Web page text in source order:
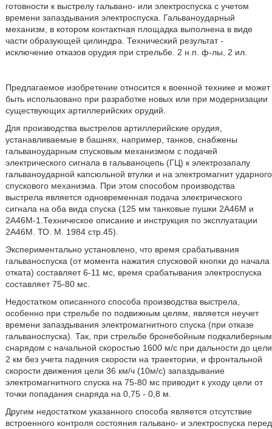
готовности к выстрелу гальвано- или электроспуска с учетом
времени запаздывания электроспуска. Гальваноударный
механизм, в котором контактная площадка выполнена в виде
части образующей цилиндра. Технический результат -
исключение отказов орудия при стрельбе. 2 н.п. ф-лы, 2 ил.
Предлагаемое изобретение относится к военной технике и может
быть использовано при разработке новых или при модернизации
существующих артиллерийских орудий.
Для производства выстрелов артиллерийские орудия,
устанавливаемые в башнях, например, танков, снабжены
гальваноударным спусковым механизмом с подачей
электрического сигнала в гальваноцепь (ГЦ) к электрозапалу
гальваноударной капсюльной втулки и на электромагнит ударного
спускового механизма. При этом способом производства
выстрела является одновременная подача электрического
сигнала на оба вида спуска (125 мм танковые пушки 2А46М и
2А46М-1.Техническое описание и инструкция по эксплуатации
2А46М. ТО. М. 1984 стр.45).
Экспериментально установлено, что время срабатывания
гальваноспуска (от момента нажатия спусковой кнопки до начала
отката) составляет 6-11 мс, время срабатывания электроспуска
составляет 75-80 мс.
Недостатком описанного способа производства выстрела,
особенно при стрельбе по подвижным целям, является неучет
времени запаздывания электромагнитного спуска (при отказе
гальваноспуска). Так, при стрельбе бронебойным подкалиберным
снарядом с начальной скоростью 1600 м/с при дальности до цели
2 км без учета падения скорости на траектории, и фронтальной
скорости движения цели 36 км/ч (10м/с) запаздывание
электромагнитного спуска на 75-80 мс приводит к уходу цели от
точки попадания снаряда на 0,75 - 0,8 м.
Другим недостатком указанного способа является отсутствие
встроенного контроля состояния гальвано- и электроспуска перед